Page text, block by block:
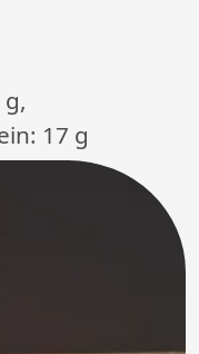
17 g